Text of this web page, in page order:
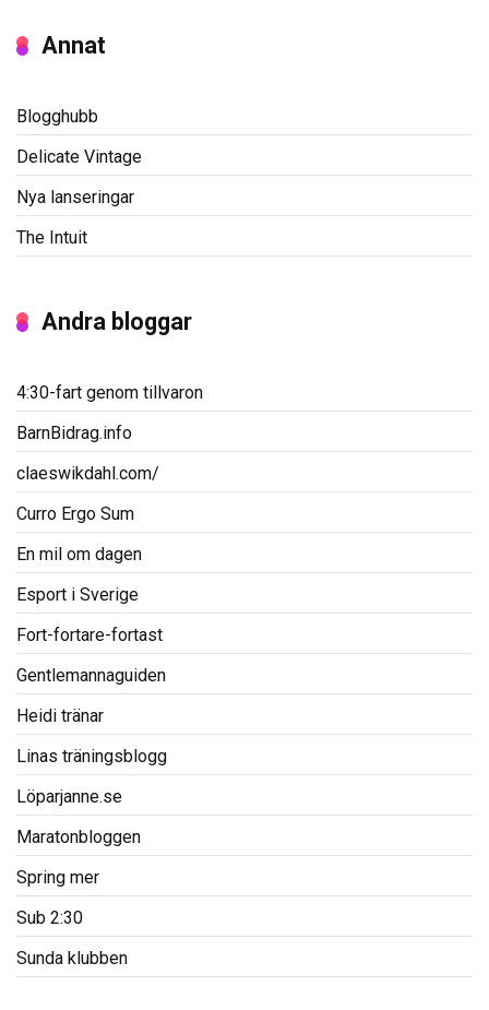
Annat
Blogghubb
Delicate Vintage
Nya lanseringar
The Intuit
Andra bloggar
4:30-fart genom tillvaron
BarnBidrag.info
claeswikdahl.com/
Curro Ergo Sum
En mil om dagen
Esport i Sverige
Fort-fortare-fortast
Gentlemannaguiden
Heidi tränar
Linas träningsblogg
Löparjanne.se
Maratonbloggen
Spring mer
Sub 2:30
Sunda klubben